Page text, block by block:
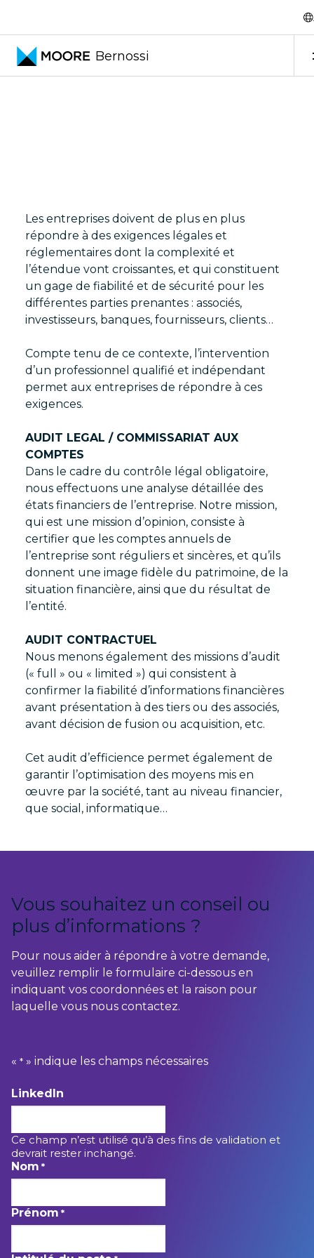
Bernossi
Les entreprises doivent de plus en plus
répondre à des exigences légales et
réglementaires dont la complexité et
l’étendue vont croissantes, et qui constituent
un gage de fiabilité et de sécurité pour les
différentes parties prenantes : associés,
investisseurs, banques, fournisseurs, clients…
Compte tenu de ce contexte, l’intervention
d’un professionnel qualifié et indépendant
permet aux entreprises de répondre à ces
exigences.
AUDIT LEGAL / COMMISSARIAT AUX
COMPTES
Dans le cadre du contrôle légal obligatoire,
nous effectuons une analyse détaillée des
états financiers de l’entreprise. Notre mission,
qui est une mission d’opinion, consiste à
certifier que les comptes annuels de
l’entreprise sont réguliers et sincères, et qu’ils
donnent une image fidèle du patrimoine, de la
situation financière, ainsi que du résultat de
l’entité.
AUDIT CONTRACTUEL
Nous menons également des missions d’audit
(« full » ou « limited ») qui consistent à
confirmer la fiabilité d’informations financières
avant présentation à des tiers ou des associés,
avant décision de fusion ou acquisition, etc.
Cet audit d’efficience permet également de
garantir l’optimisation des moyens mis en
œuvre par la société, tant au niveau financier,
que social, informatique…
Vous souhaitez un conseil ou
plus d’informations ?
Pour nous aider à répondre à votre demande,
veuillez remplir le formulaire ci-dessous en
indiquant vos coordonnées et la raison pour
laquelle vous nous contactez.
« * » indique les champs nécessaires
LinkedIn
Ce champ n’est utilisé qu’à des fins de validation et
devrait rester inchangé.
Nom *
Prénom *